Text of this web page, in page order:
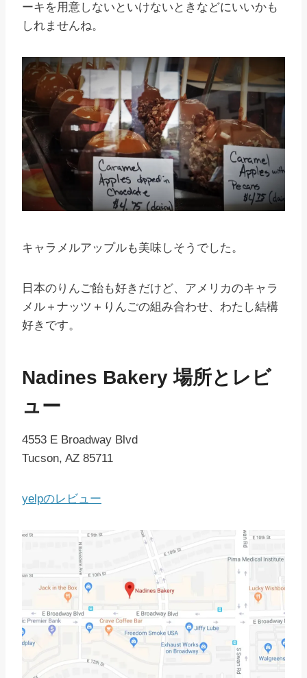
ーキを用意しないといけないときなどにいいかも
しれませんね。
キャラメルアップルも美味しそうでした。
日本のりんご飴も好きだけど、アメリカのキャラ
メル＋ナッツ＋りんごの組み合わせ、わたし結構
好きです。
Nadines Bakery 場所とレビ
ュー
4553 E Broadway Blvd
Tucson, AZ 85711
yelpのレビュー